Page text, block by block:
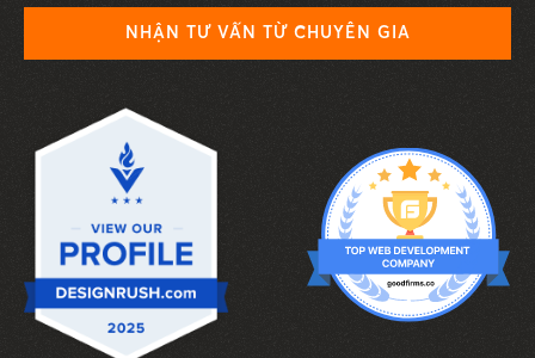
NHẬN TƯ VẤN TỪ CHUYÊN GIA